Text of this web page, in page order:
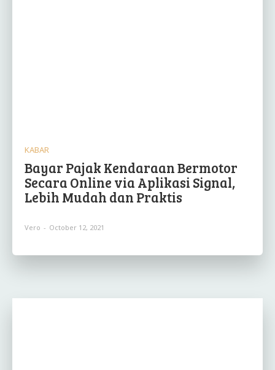
KABAR
Bayar Pajak Kendaraan Bermotor
Secara Online via Aplikasi Signal,
Lebih Mudah dan Praktis
Vero - October 12, 2021